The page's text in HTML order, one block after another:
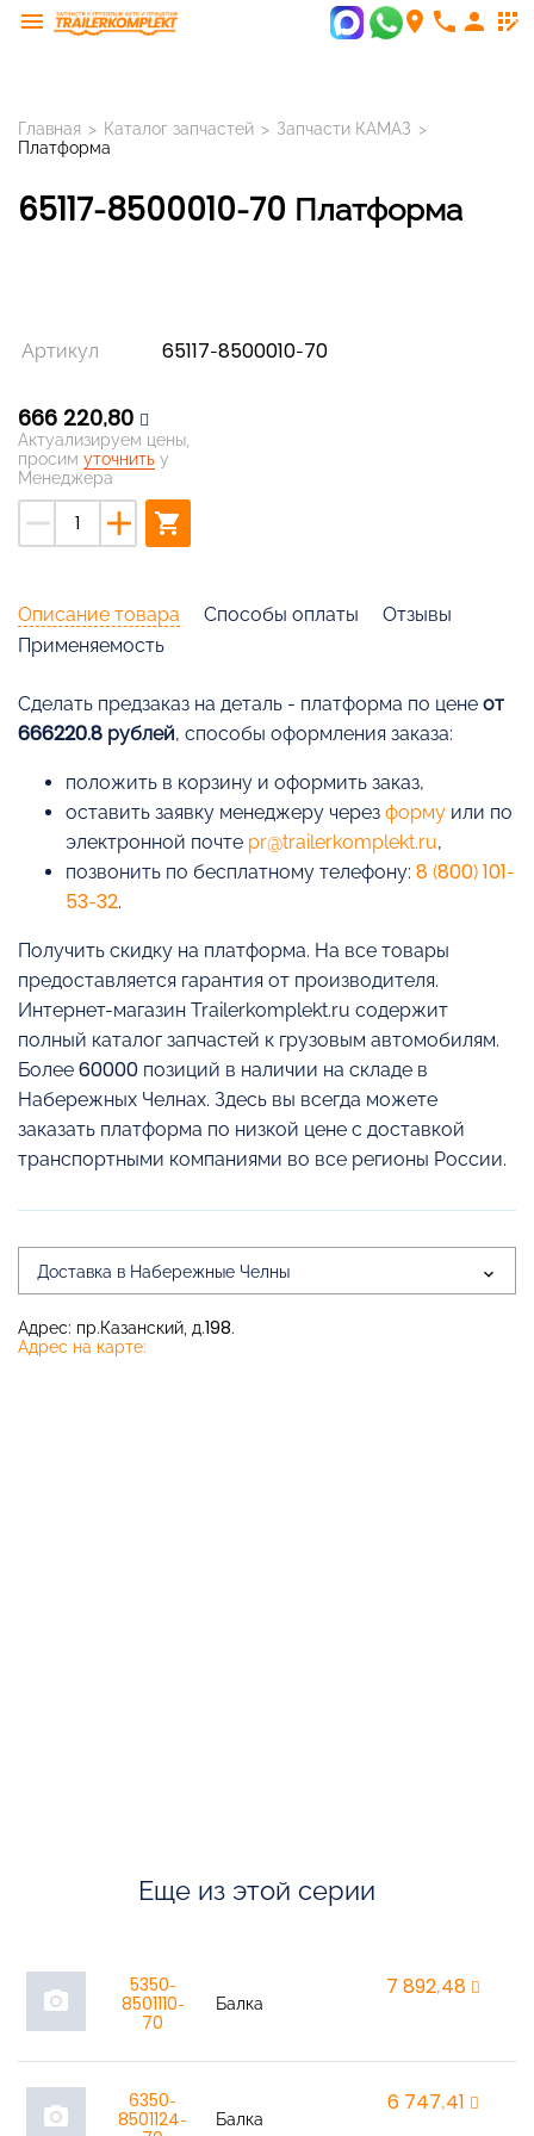
menu room phone person app_registration
Главная > Каталог запчастей > Запчасти КАМАЗ >
Платформа
65117-8500010-70 Платформа
Артикул 65117-8500010-70
666 220,80
Актуализируем цены,
просим уточнить у
Менеджера
remove add shopping_cart
Описание товара Способы оплаты
Отзывы
Применяемость
Cделать предзаказ на деталь - платформа по цене от
666220.8 рублей, способы оформления заказа:
положить в корзину и оформить заказ,
оставить заявку менеджеру через форму или по
электронной почте pr@trailerkomplekt.ru,
позвонить по бесплатному телефону: 8 (800) 101-
53-32.
Получить скидку на платформа. На все товары
предоставляется гарантия от производителя.
Интернет-магазин Trailerkomplekt.ru содержит
полный каталог запчастей к грузовым автомобилям.
Более 60000 позиций в наличии на складе в
Набережных Челнах. Здесь вы всегда можете
заказать платформа по низкой цене с доставкой
транспортными компаниями во все регионы России.
Доставка в Набережные Челны
Адрес: пр.Казанский, д.198.
Адрес на карте:
Еще из этой серии
photo_camera
5350-
8501110-
70
Балка
7 892,48
photo_camera
6350-
8501124-
Балка
6 747,41